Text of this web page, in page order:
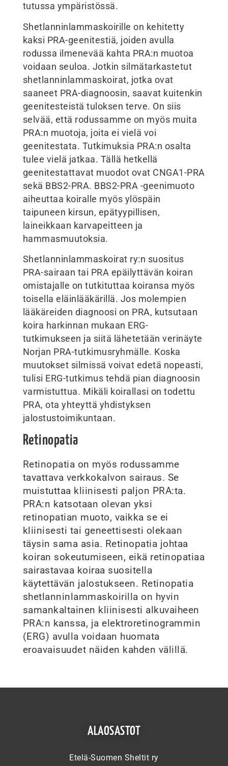
tutussa ympäristössä.
Shetlanninlammaskoirille on kehitetty
kaksi PRA-geenitestiä, joiden avulla
rodussa ilmenevää kahta PRA:n muotoa
voidaan seuloa. Jotkin silmätarkastetut
shetlanninlammaskoirat, jotka ovat
saaneet PRA-diagnoosin, saavat kuitenkin
geenitesteistä tuloksen terve. On siis
selvää, että rodussamme on myös muita
PRA:n muotoja, joita ei vielä voi
geenitestata. Tutkimuksia PRA:n osalta
tulee vielä jatkaa. Tällä hetkellä
geenitestattavat muodot ovat CNGA1-PRA
sekä BBS2-PRA. BBS2-PRA -geenimuoto
aiheuttaa koiralle myös ylöspäin
taipuneen kirsun, epätyypillisen,
laineikkaan karvapeitteen ja
hammasmuutoksia.
Shetlanninlammaskoirat ry:n suositus
PRA-sairaan tai PRA epäilyttävän koiran
omistajalle on tutkituttaa koiransa myös
toisella eläinlääkärillä. Jos molempien
lääkäreiden diagnoosi on PRA, kutsutaan
koira harkinnan mukaan ERG-
tutkimukseen ja siitä lähetetään verinäyte
Norjan PRA-tutkimusryhmälle. Koska
muutokset silmissä voivat edetä nopeasti,
tulisi ERG-tutkimus tehdä pian diagnoosin
varmistuttua. Mikäli koirallasi on todettu
PRA, ota yhteyttä yhdistyksen
jalostustoimikuntaan.
Retinopatia
Retinopatia on myös rodussamme
tavattava verkkokalvon sairaus. Se
muistuttaa kliinisesti paljon PRA:ta.
PRA:n katsotaan olevan yksi
retinopatian muoto, vaikka se ei
kliinisesti tai geneettisesti olekaan
täysin sama asia. Retinopatia johtaa
koiran sokeutumiseen, eikä retinopatiaa
sairastavaa koiraa suositella
käytettävän jalostukseen. Retinopatia
shetlanninlammaskoirilla on hyvin
samankaltainen kliinisesti alkuvaiheen
PRA:n kanssa, ja elektroretinogrammin
(ERG) avulla voidaan huomata
eroavaisuudet näiden kahden välillä.
ALAOSASTOT
Etelä-Suomen Sheltit ry